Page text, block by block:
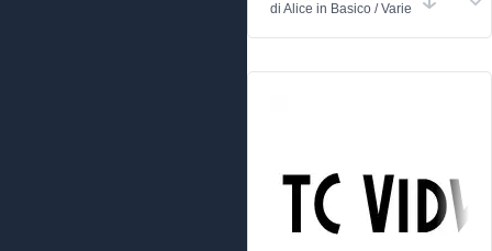
di Alice in Basico /Varie